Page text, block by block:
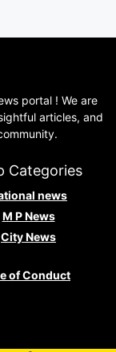
portal ! We are
articles, and
Categories
news
M P News
City News
of Conduct